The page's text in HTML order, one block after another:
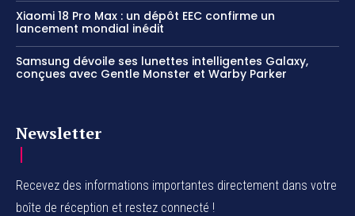
Xiaomi 18 Pro Max : un dépôt EEC confirme un
lancement mondial inédit
Samsung dévoile ses lunettes intelligentes Galaxy,
conçues avec Gentle Monster et Warby Parker
Newsletter
Recevez des informations importantes directement dans votre
boîte de réception et restez connecté !